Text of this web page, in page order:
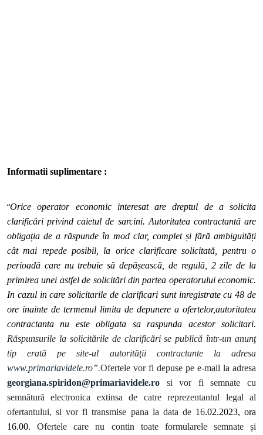
Informatii suplimentare :
“Orice operator economic interesat are dreptul de a solicita
clarificări privind caietul de sarcini. Autoritatea contractantă are
obligația de a răspunde în mod clar, complet și fără ambiguități
cât mai repede posibil, la orice clarificare solicitată, pentru o
perioadă care nu trebuie să depășească, de regulă, 2 zile de la
primirea unei astfel de solicitări din partea operatorului economic.
In cazul in care solicitarile de clarificari sunt inregistrate cu 48 de
ore inainte de termenul limita de depunere a ofertelor,autoritatea
contractanta nu este obligata sa raspunda acestor solicitari.
Răspunsurile la solicitările de clarificări se publică într-un anunţ
tip erată pe site-ul autorităţii contractante la adresa
www.primariavidele.ro”.Ofertele vor fi depuse pe e-mail la adresa
georgiana.spiridon@primariavidele.ro
si
vor fi semnate cu
semnătură electronica extinsa de catre reprezentantul legal al
ofertantului, si vor fi transmise pana la data de 16.02.2023, ora
16.00.Ofertele care nu contin toate formularele semnate și